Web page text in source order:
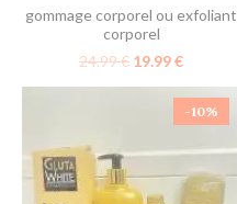
gommage corporel ou exfoliant
corporel
24.99€ 19.99€
-10%